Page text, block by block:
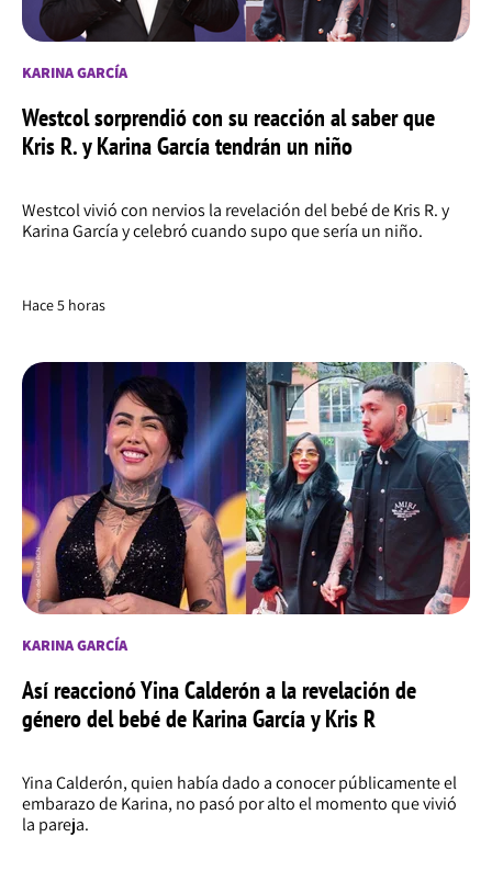
KARINA GARCÍA
Westcol sorprendió con su reacción al saber que
Kris R. y Karina García tendrán un niño
Westcol vivió con nervios la revelación del bebé de Kris R. y
Karina García y celebró cuando supo que sería un niño.
Hace 5 horas
KARINA GARCÍA
Así reaccionó Yina Calderón a la revelación de
género del bebé de Karina García y Kris R
Yina Calderón, quien había dado a conocer públicamente el
embarazo de Karina, no pasó por alto el momento que vivió
la pareja.